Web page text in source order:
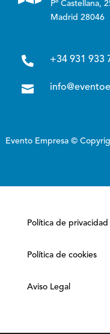
Pº Castellana,
Madrid 28046
 +34 931 933

Evento Empresa ©
Política de privacidad
Política de cookies
Aviso Legal